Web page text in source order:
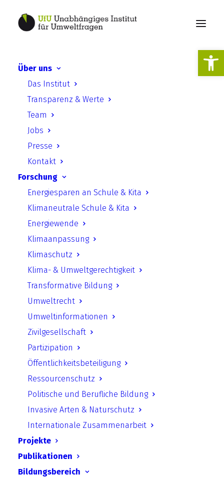
Über uns
Das Institut
Transparenz & Werte
Team
Jobs
Presse
Kontakt
Forschung
Energiesparen an Schule & Kita
Klimaneutrale Schule & Kita
Energiewende
Klimaanpassung
Klimaschutz
Klima- & Umweltgerechtigkeit
Transformative Bildung
Umweltrecht
Umweltinformationen
Zivilgesellschaft
Partizipation
Öffentlichkeitsbeteiligung
Ressourcenschutz
Politische und Berufliche Bildung
Invasive Arten & Naturschutz
Internationale Zusammenarbeit
Projekte
Publikationen
Bildungsbereich
Aus erster Hand | Vol. 4:
Gespräch mit Ilko-Sascha
Kowalczuk
Aufgrund von Krankheit fällt die
Veranstaltung am 15.12.2025 um 17
Uhr leider aus. Sie wird 2026
nachgeholt.
bereits über das Formular unten
an, um über den Nachholtermin
informiert zu werden.
Aus erster Hand Vol.
Gespräch über den
Freiheitsschock,
Rechtsradikalismus in Naturschutz
und über Ostdeutschland
Datum:Wird noch bekanntgegeben
Uhrzeit:Wird noch bekanntgegeben